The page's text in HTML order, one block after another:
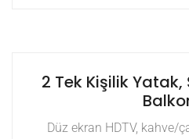
2 Tek Kişilik Yatak,
Düz ekran HDTV, kahve/